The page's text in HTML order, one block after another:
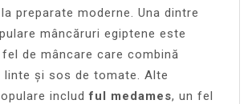
preparate moderne. Una dintre
mâncăruri egiptene este
fel de mâncare care combină
linte și sos de tomate. Alte
includful medames, un fel